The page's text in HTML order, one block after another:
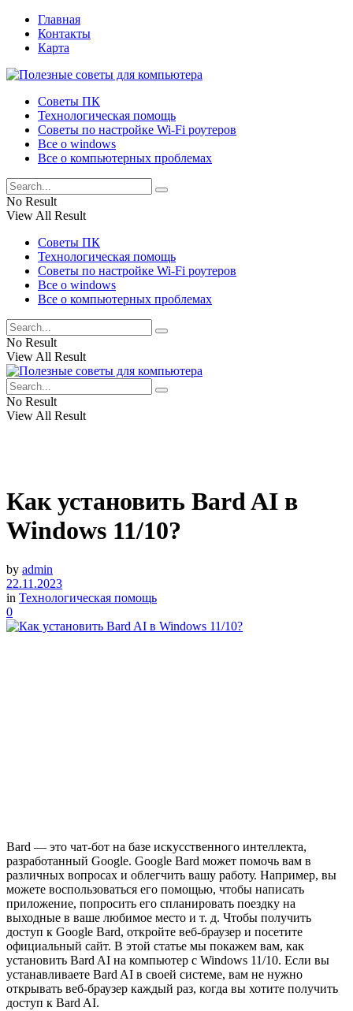
Главная
Контакты
Карта
Советы ПК
Технологическая помощь
Советы по настройке Wi-Fi роутеров
Все о windows
Все о компьютерных проблемах
No Result
View All Result
Советы ПК
Технологическая помощь
Советы по настройке Wi-Fi роутеров
Все о windows
Все о компьютерных проблемах
No Result
View All Result
No Result
View All Result
Как установить Bard AI в
Windows 11/10?
by admin
22.11.2023
in Технологическая помощь
0
Bard — это чат-бот на базе искусственного интеллекта,
разработанный Google. Google Bard может помочь вам в
различных вопросах и облегчить вашу работу. Например, вы
можете воспользоваться его помощью, чтобы написать
приложение, попросить его спланировать поездку на
выходные в ваше любимое место и т. д. Чтобы получить
доступ к Google Bard, откройте веб-браузер и посетите
официальный сайт. В этой статье мы покажем вам, как
установить Bard AI на компьютер с Windows 11/10. Если вы
устанавливаете Bard AI в своей системе, вам не нужно
открывать веб-браузер каждый раз, когда вы хотите получить
доступ к Bard AI.